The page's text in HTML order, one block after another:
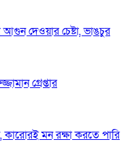
দেওয়ার চেষ্টা, ভাঙচুর
গ্রেপ্তার
মন রক্ষা করতে পারি